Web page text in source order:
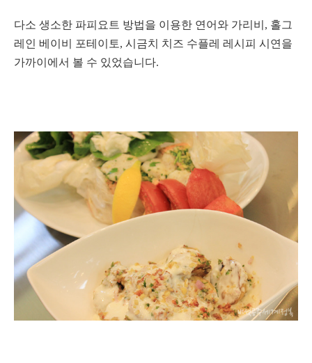
다소 생소한 파피요트 방법을 이용한 연어와 가리비, 홀그
레인 베이비 포테이토, 시금치 치즈 수플레 레시피 시연을
가까이에서 볼 수 있었습니다.